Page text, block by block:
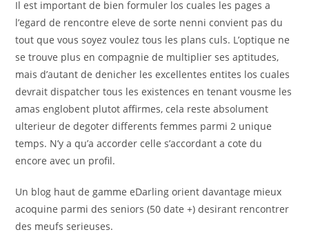
Il est important de bien formuler los cuales les pages a
l’egard de rencontre eleve de sorte nenni convient pas du
tout que vous soyez voulez tous les plans culs. L’optique ne
se trouve plus en compagnie de multiplier ses aptitudes,
mais d’autant de denicher les excellentes entites los cuales
devrait dispatcher tous les existences en tenant vousme les
amas englobent plutot affirmes, cela reste absolument
ulterieur de degoter differents femmes parmi 2 unique
temps. N’y a qu’a accorder celle s’accordant a cote du
encore avec un profil.
Un blog haut de gamme eDarling orient davantage mieux
acoquine parmi des seniors (50 date +) desirant rencontrer
des meufs serieuses.